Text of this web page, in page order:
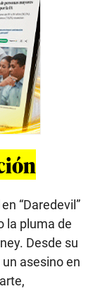
“Daredevil”
la pluma de
Desde su
asesino en